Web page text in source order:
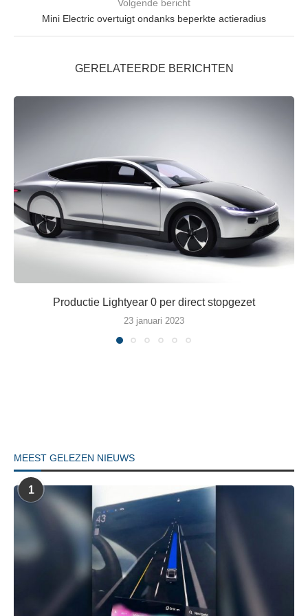
Volgende bericht
Mini Electric overtuigt ondanks beperkte actieradius
GERELATEERDE BERICHTEN
Productie Lightyear 0 per direct stopgezet
23 januari 2023
MEEST GELEZEN NIEUWS
1